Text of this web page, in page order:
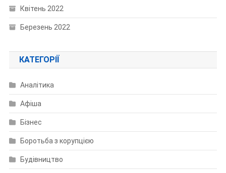
Квітень 2022
Березень 2022
КАТЕГОРІЇ
Аналітика
Афіша
Бізнес
Боротьба з корупцією
Будівництво